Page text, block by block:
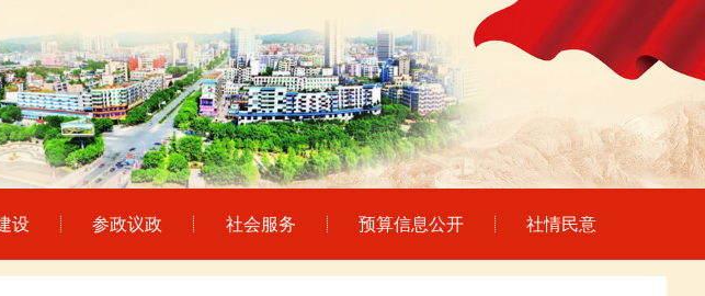
设 参政议政 社会服务 预算信息公开 社情民意